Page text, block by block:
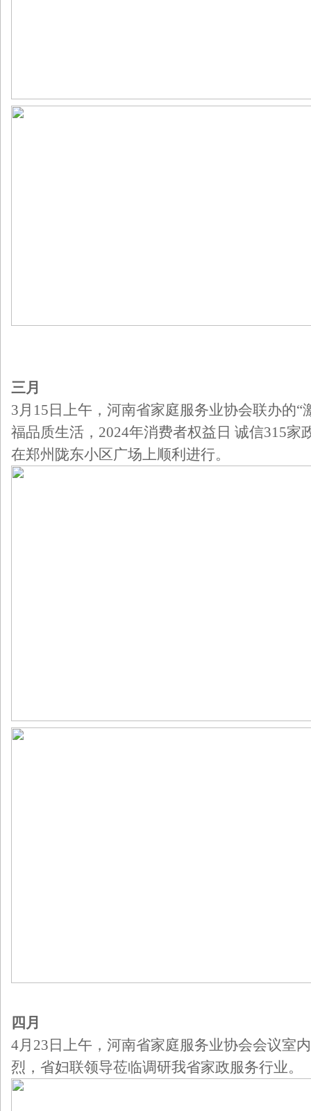
三月
3月15日上午，河南省家庭服务业协会联办的“
福品质生活，2024年消费者权益日 诚信315家
在郑州陇东小区广场上顺利进行。
四月
4月23日上午，河南省家庭服务业协会会议室
烈，省妇联领导莅临调研我省家政服务行业。